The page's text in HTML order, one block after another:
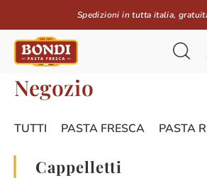
Spedizioni in tutta italia,
Negozio
TUTTI PASTA FRESCA PASTA
Cappelletti